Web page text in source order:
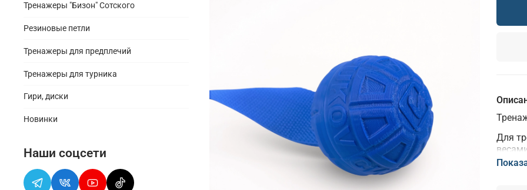
Для
после
Тренажеры "Бизон" Сотского
Резиновые петли
Тренажеры для предплечий
Тренажеры для турника
Гири, диски
Новинки
Наши соцсети